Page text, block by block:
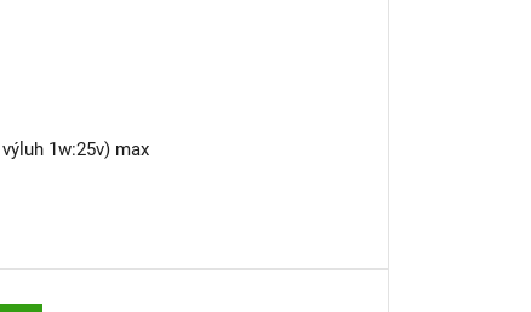
1w:25v) max
pre zakladanie zelených striech, je
triedeného kvalitného